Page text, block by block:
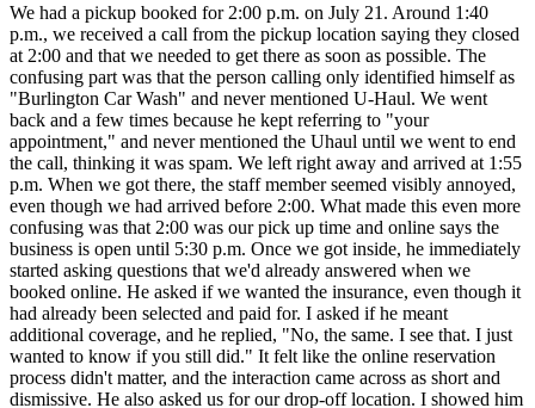
We had a pickup booked for 2:00 p.m. on July 21. Around 1:40
p.m., we received a call from the pickup location saying they closed
at 2:00 and that we needed to get there as soon as possible. The
confusing part was that the person calling only identified himself as
"Burlington Car Wash" and never mentioned U-Haul. We went
back and a few times because he kept referring to "your
appointment," and never mentioned the Uhaul until we went to end
the call, thinking it was spam. We left right away and arrived at 1:55
p.m. When we got there, the staff member seemed visibly annoyed,
even though we had arrived before 2:00. What made this even more
confusing was that 2:00 was our pick up time and online says the
business is open until 5:30 p.m. Once we got inside, he immediately
started asking questions that we'd already answered when we
booked online. He asked if we wanted the insurance, even though it
had already been selected and paid for. I asked if he meant
additional coverage, and he replied, "No, the same. I see that. I just
wanted to know if you still did." It felt like the online reservation
process didn't matter, and the interaction came across as short and
dismissive. He also asked us for our drop-off location. I showed him